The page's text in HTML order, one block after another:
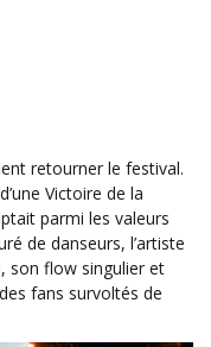
retourner le festival.
Victoire de la
parmi les valeurs
de danseurs, l’artiste
son flow singulier et
fans survoltés de